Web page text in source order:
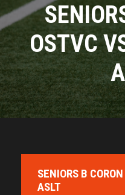
OSTVC
SENIORS B
ASLT